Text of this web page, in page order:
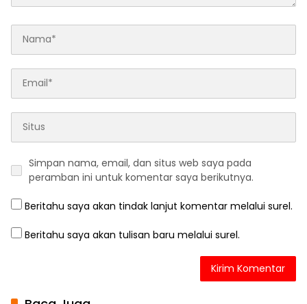
Simpan nama, email, dan situs web saya pada
peramban ini untuk komentar saya berikutnya.
Beritahu saya akan tindak lanjut komentar melalui surel.
Beritahu saya akan tulisan baru melalui surel.